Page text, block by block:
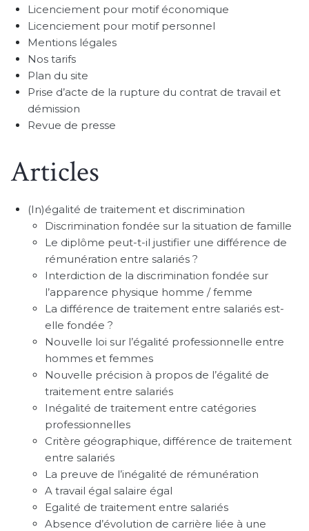
Licenciement pour motif économique
Licenciement pour motif personnel
Mentions légales
Nos tarifs
Plan du site
Prise d’acte de la rupture du contrat de travail et
démission
Revue de presse
Articles
(In)égalité de traitement et discrimination
Discrimination fondée sur la situation de famille
Le diplôme peut-t-il justifier une différence de
rémunération entre salariés ?
Interdiction de la discrimination fondée sur
l’apparence physique homme / femme
La différence de traitement entre salariés est-
elle fondée ?
Nouvelle loi sur l’égalité professionnelle entre
hommes et femmes
Nouvelle précision à propos de l’égalité de
traitement entre salariés
Inégalité de traitement entre catégories
professionnelles
Critère géographique, différence de traitement
entre salariés
La preuve de l’inégalité de rémunération
A travail égal salaire égal
Egalité de traitement entre salariés
Absence d’évolution de carrière liée à une